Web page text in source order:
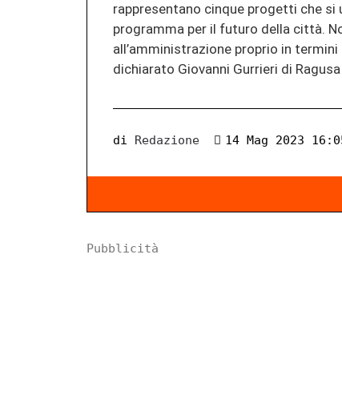
rappresentano cinque progetti che si
programma per il futuro della città.
all’amministrazione proprio in
dichiarato Giovanni Gurrieri di
di Redazione 14 Mag 2023
Pubblicità